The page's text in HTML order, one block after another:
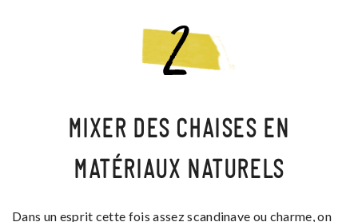
MIXER DES CHAISES EN
MATÉRIAUX NATURELS
Dans un esprit cette fois assez scandinave ou charme, on